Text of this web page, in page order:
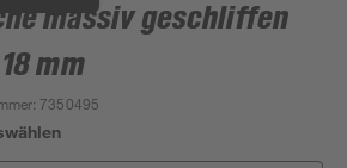
massiv geschliffen
mm
: 7350495